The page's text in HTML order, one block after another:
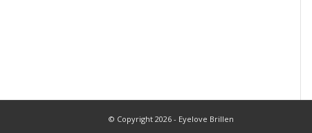
© Copyright 2026 - Eyelove Brillen